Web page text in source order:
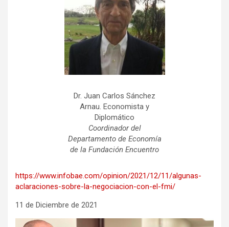
Dr. Juan Carlos Sánchez
Arnau. Economista y
Diplomático
Coordinador del
Departamento de Economía
de la Fundación Encuentro
https://www.infobae.com/opinion/2021/12/11/algunas-
aclaraciones-sobre-la-negociacion-con-el-fmi/
11 de Diciembre de 2021